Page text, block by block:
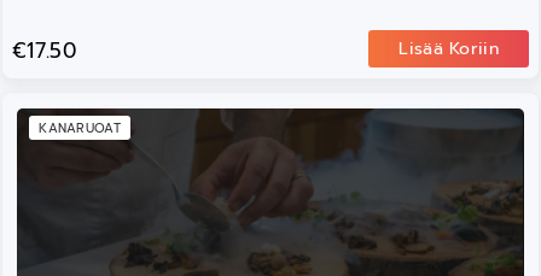
€17.50 Lisää Koriin
KANARUOAT